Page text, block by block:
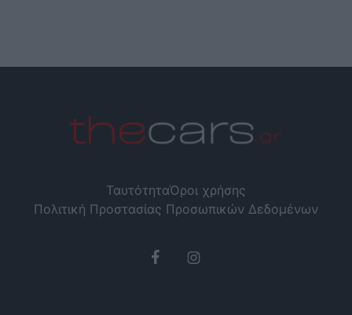
ΤαυτότηταΌροι χρήσης
Πολιτική Προστασίας Προσωπικών Δεδομένων